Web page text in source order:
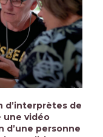
d’interprètes de
une vidéo
d’une personne